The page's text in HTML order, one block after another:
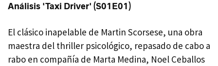
Análisis 'Taxi Driver' (S01E01)
El clásico inapelable de Martin Scorsese, una obra
maestra del thriller psicológico, repasado de cabo a
rabo en compañía de Marta Medina, Noel Ceballos